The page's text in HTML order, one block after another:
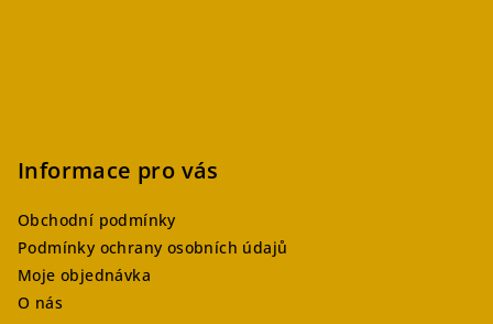
Informace pro vás
Obchodní podmínky
Podmínky ochrany osobních údajů
Moje objednávka
O nás